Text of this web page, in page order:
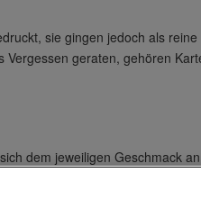
sie gingen jedoch als
geraten, gehören
dem jeweiligen Geschmack
gefüllten Kalender